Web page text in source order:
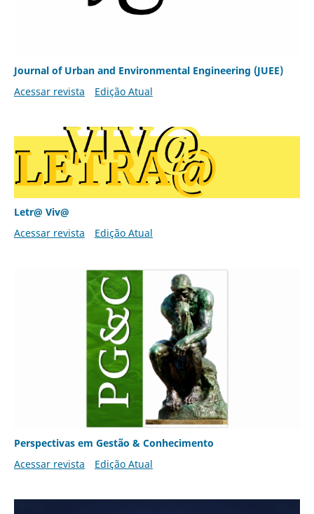
Journal of Urban and Environmental Engineering (JUEE)
Acessar revista
Edição Atual
Letr@ Viv@
Acessar revista
Edição Atual
Perspectivas em Gestão & Conhecimento
Acessar revista
Edição Atual